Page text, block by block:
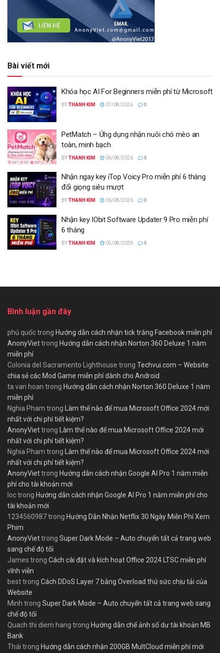
Bài viết mới
Khóa học AI For Beginners miễn phí từ Microsoft
BYTHANH KIM 07/08/2026 0
PetMatch – Ứng dụng nhận nuôi chó mèo an
toàn, minh bạch
BYTHANH KIM 06/08/2026 0
Nhận ngay key iTop Voicy Pro miễn phí 6 tháng
đổi giọng siêu mượt
BYTHANH KIM 06/08/2026 0
Nhận key IObit Software Updater 9 Pro miễn phí
6 tháng
BYTHANH KIM 05/08/2026 0
Bình luận gần đây
phú quốctrong Hướng dẫn cách nhận tick trắng Facebook miễn phí
AnonyViettrong Hướng dẫn cách nhận Norton 360 Deluxe 1 năm
miễn phí
Colonia del Sacramento Lighthouse trong Techvui.com – Website
chia sẻ các Mod Game miễn phí dành cho Android
ta van hoan trong Hướng dẫn cách nhận Norton 360 Deluxe 1 năm
miễn phí
Nghia Pham trong Làm thế nào để mua Microsoft Office 2024 mới
nhất với chi phí tiết kiệm?
AnonyViettrong Làm thế nào để mua Microsoft Office 2024 mới
nhất với chi phí tiết kiệm?
Nghia Pham trong Làm thế nào để mua Microsoft Office 2024 mới
nhất với chi phí tiết kiệm?
AnonyViettrong Hướng dẫn cách nhận Google AI Pro 1 năm miễn
phí cho tài khoản mới
loctrong Hướng dẫn cách nhận Google AI Pro 1 năm miễn phí cho
tài khoản mới
1234560987trong Hướng Dẫn Nhận Netflix 30 Ngày Miễn Phí Xem
Phim
AnonyViettrong Super Dark Mode – Auto chuyển tất cả trang web
sang chế độ tối
James trong Cách cài đặt và kích hoạt Office 2024 LTSC miễn phí
vĩnh viễn
besttrong Cách DDoS Layer 7 bằng Overload thử sức chịu tải của
Website
Minh trong Super Dark Mode – Auto chuyển tất cả trang web sang
chế độ tối
Quach thi diem hang trong Hướng dẫn chế ảnh số dư tài khoản MB
Bank
Thái trong Hướng dẫn cách nhận 200GB MultCloud miễn phí mới